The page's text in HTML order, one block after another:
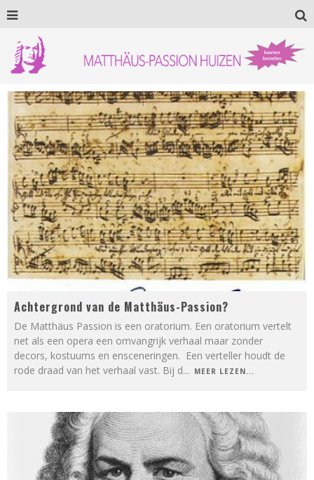
Achtergrond van de Matthäus-Passion?
De Matthäus Passion is een oratorium. Een oratorium vertelt
net als een opera een omvangrijk verhaal maar zonder
decors, kostuums en ensceneringen. Een verteller houdt de
rode draad van het verhaal vast. Bij d... MEER LEZEN...